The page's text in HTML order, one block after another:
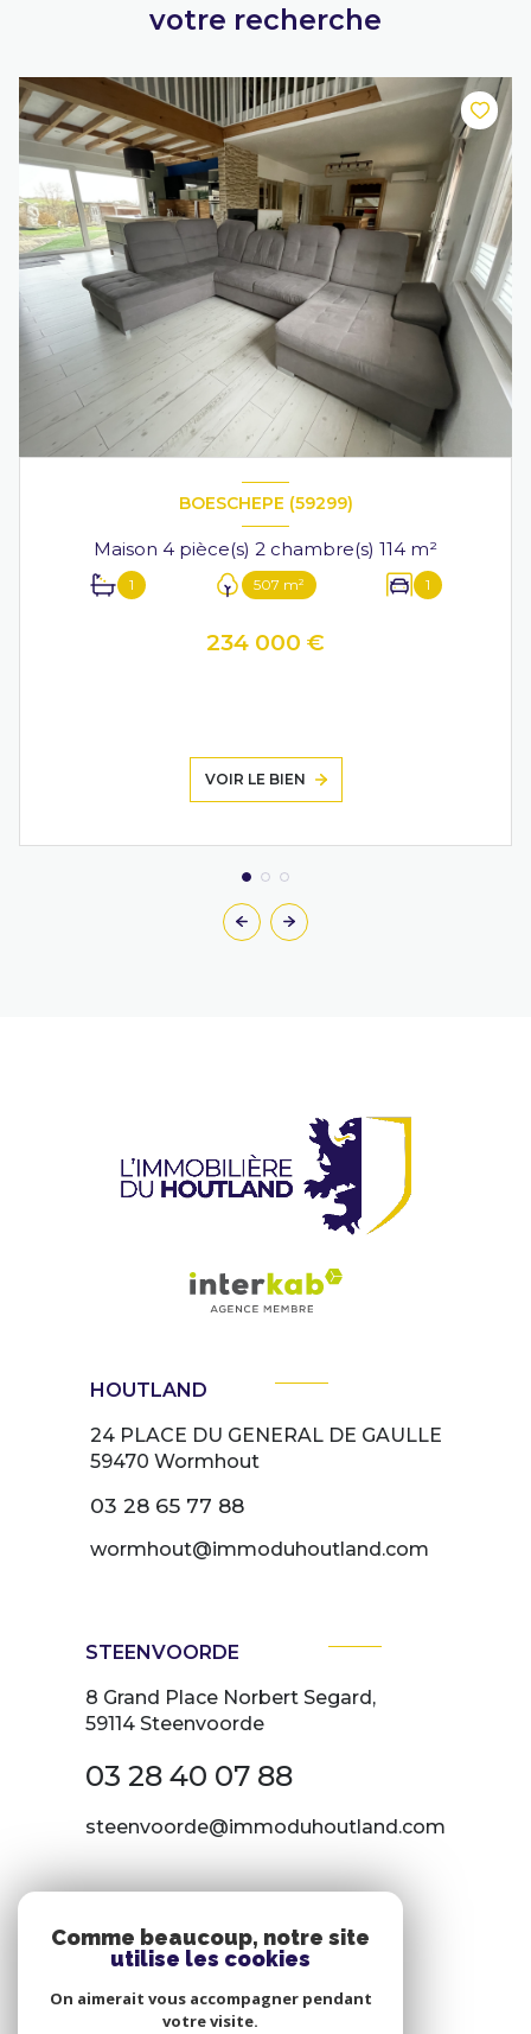
votre recherche
BOESCHEPE (59299)
Maison 4 pièce(s) 2 chambre(s) 114 m²
1 507 m² 1
234 000 €
VOIR LE BIEN
HOUTLAND
24 PLACE DU GENERAL DE GAULLE
59470 Wormhout
03 28 65 77 88
wormhout@immoduhoutland.com
STEENVOORDE
8 Grand Place Norbert Segard,
59114 Steenvoorde
03 28 40 07 88
steenvoorde@immoduhoutland.com
Nous suivre
Comme beaucoup, notre site
utilise les cookies
On aimerait vous accompagner pendant
votre visite.